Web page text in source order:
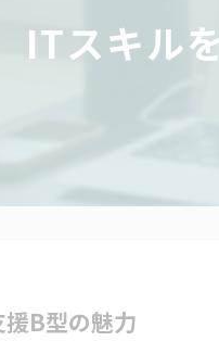
ITスキル
B型の魅力